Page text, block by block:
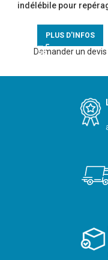
indélébile pour
PLUS D'INFOS
Demander un devis